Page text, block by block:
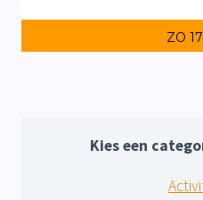
ZO
Kies een